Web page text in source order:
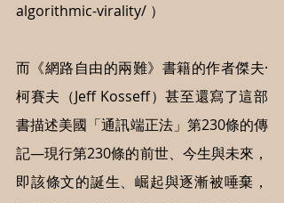
algorithmic-virality/ ）
而《網路自由的兩難》書籍的作者傑夫·
柯賽夫（Jeff Kosseff）甚至還寫了這部
書描述美國「通訊端正法」第230條的傳
記—現行第230條的前世、今生與未來，
即該條文的誕生、崛起與逐漸被唾棄，